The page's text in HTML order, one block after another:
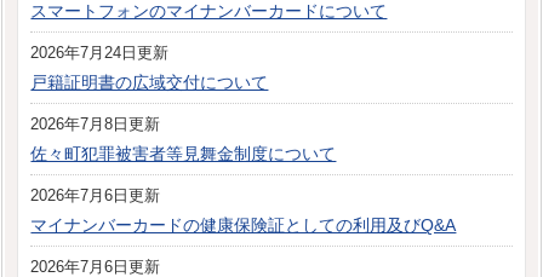
スマートフォンのマイナンバーカードについて
2026年7月24日更新
戸籍証明書の広域交付について
2026年7月8日更新
佐々町犯罪被害者等見舞金制度について
2026年7月6日更新
マイナンバーカードの健康保険証としての利用及びQ&A
2026年7月6日更新